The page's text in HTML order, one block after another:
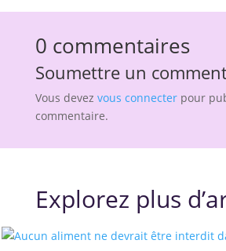
0 commentaires
Soumettre un
Vous devez vous connecterpour
commentaire.
Explorez plus